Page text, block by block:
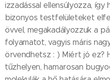
izzadással ellensúlyozza, így
bizonyos testfelületeket
övvel, megakadályozzuk a
folyamatot, vagyis máris
örvendhetsz : ) Miért jó ez?
tűzhelyen, hamarosan